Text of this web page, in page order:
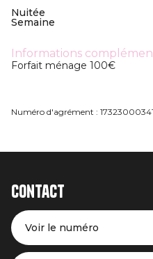
Nuitée
Semaine
Informations
Forfait ménage 100€
Numéro d'agrément :
Contact
Voir le numéro